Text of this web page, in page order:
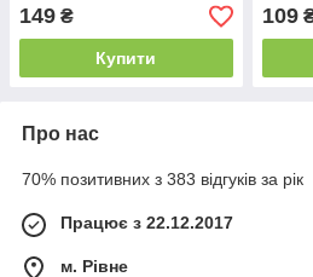
149 ₴
Купити
109
Про нас
70% позитивних з 383 відгуків за рік
Працює з 22.12.2017
м. Рівне